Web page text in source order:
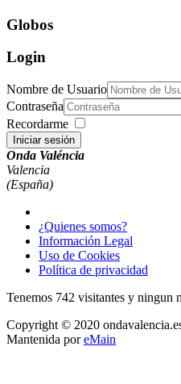
Globos
Login
Nombre de Usuario
Contraseña
Recordarme
Iniciar sesión
Onda Valéncia
Valencia
(España)
¿Quienes somos?
Información Legal
Uso de Cookies
Política de privacidad
Tenemos 742 visitantes y ningun
Copyright © 2020
Mantenida poreMain